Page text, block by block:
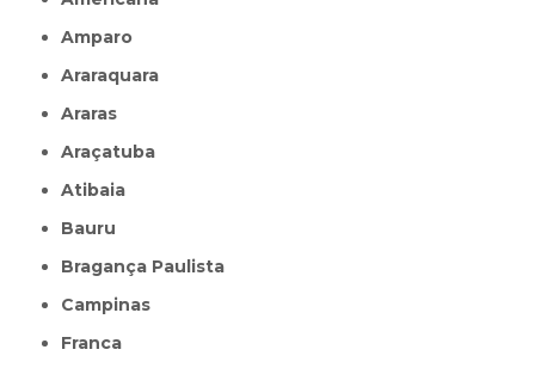
Amparo
Araraquara
Araras
Araçatuba
Atibaia
Bauru
Bragança Paulista
Campinas
Franca